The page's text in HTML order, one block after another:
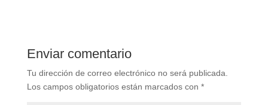
Enviar comentario
Tu dirección de correo electrónico no será publicada.
Los campos obligatorios están marcados con *